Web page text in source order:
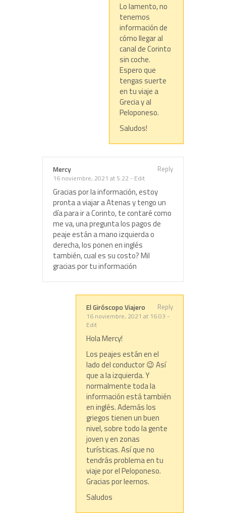
Lo lamento, no
tenemos
información de
cómo llegar al
canal de Corinto
sin coche.
Espero que
tengas suerte
en tu viaje a
Grecia y al
Peloponeso.
Saludos!
Mercy
16 noviembre, 2021 at 5:22 - Edit
Reply
Gracias por la información, estoy
pronta a viajar a Atenas y tengo un
día para ir a Corinto, te contaré como
me va, una pregunta los pagos de
peaje están a mano izquierda o
derecha, los ponen en inglés
también, cual es su costo? Mil
gracias por tu información
El Giróscopo Viajero
16 noviembre, 2021 at 16:03 -
Edit
Reply
Hola Mercy!
Los peajes están en el
lado del conductor 😉 Así
que a la izquierda. Y
normalmente toda la
información está también
en inglés. Además los
griegos tienen un buen
nivel, sobre todo la gente
joven y en zonas
turísticas. Así que no
tendrás problema en tu
viaje por el Peloponeso.
Gracias por leernos.
Saludos